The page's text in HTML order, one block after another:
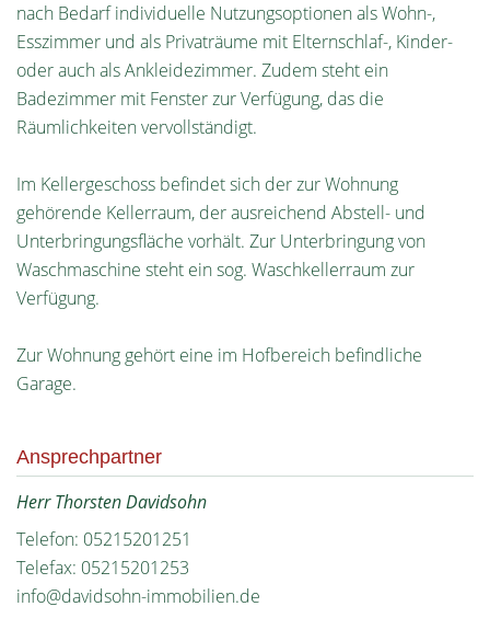
nach Bedarf individuelle Nutzungsoptionen als Wohn-,
Esszimmer und als Privaträume mit Elternschlaf-, Kinder-
oder auch als Ankleidezimmer. Zudem steht ein
Badezimmer mit Fenster zur Verfügung, das die
Räumlichkeiten vervollständigt.
Im Kellergeschoss befindet sich der zur Wohnung
gehörende Kellerraum, der ausreichend Abstell- und
Unterbringungsfläche vorhält. Zur Unterbringung von
Waschmaschine steht ein sog. Waschkellerraum zur
Verfügung.
Zur Wohnung gehört eine im Hofbereich befindliche
Garage.
Ansprechpartner
Herr Thorsten Davidsohn
Telefon: 05215201251
Telefax: 05215201253
info@davidsohn-immobilien.de